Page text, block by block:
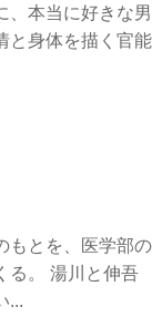
、本当に好きな男
と身体を描く官能
もとを、医学部の
る。 湯川と伸吾
...